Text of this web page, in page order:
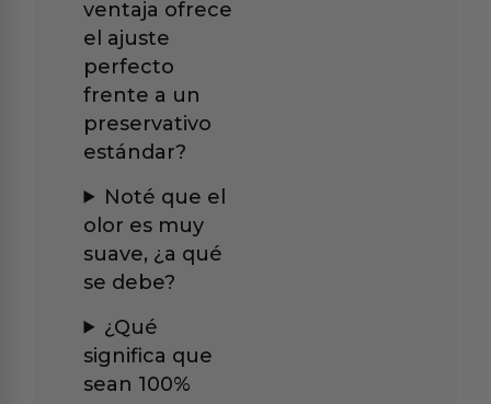
ventaja ofrece
el ajuste
perfecto
frente a un
preservativo
estándar?
Noté que el
olor es muy
suave, ¿a qué
se debe?
¿Qué
significa que
sean 100%